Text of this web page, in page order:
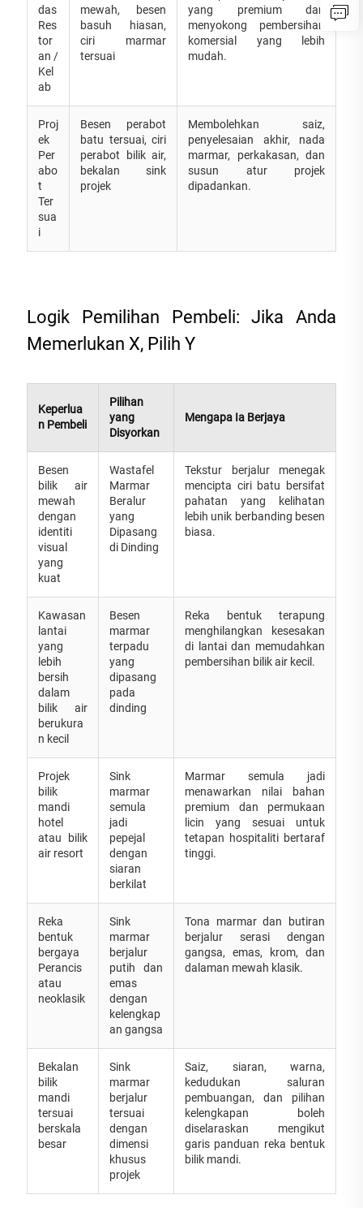
das
Res
tor
an /
Kel
ab
mewah, besen
basuh hiasan,
ciri marmar
tersuai
yang premium dan
menyokong pembersihan
komersial yang lebih
mudah.
Proj
ek
Per
abo
t
Ter
sua
i
Besen perabot
batu tersuai, ciri
perabot bilik air,
bekalan sink
projek
Membolehkan saiz,
penyelesaian akhir, nada
marmar, perkakasan, dan
susun atur projek
dipadankan.
Logik Pemilihan Pembeli: Jika Anda
Memerlukan X, Pilih Y
Keperlua
n Pembeli
Pilihan
yang
Disyorkan
Mengapa Ia Berjaya
Besen
bilik air
mewah
dengan
identiti
visual
yang
kuat
Wastafel
Marmar
Beralur
yang
Dipasang
di Dinding
Tekstur berjalur menegak
mencipta ciri batu bersifat
pahatan yang kelihatan
lebih unik berbanding besen
biasa.
Kawasan
lantai
yang
lebih
bersih
dalam
bilik air
berukura
n kecil
Besen
marmar
terpadu
yang
dipasang
pada
dinding
Reka bentuk terapung
menghilangkan kesesakan
di lantai dan memudahkan
pembersihan bilik air kecil.
Projek
bilik
mandi
hotel
atau bilik
air resort
Sink
marmar
semula
jadi
pepejal
dengan
siaran
berkilat
Marmar semula jadi
menawarkan nilai bahan
premium dan permukaan
licin yang sesuai untuk
tetapan hospitaliti bertaraf
tinggi.
Reka
bentuk
bergaya
Perancis
atau
neoklasik
Sink
marmar
berjalur
putih dan
emas
dengan
kelengkap
an gangsa
Tona marmar dan butiran
berjalur serasi dengan
gangsa, emas, krom, dan
dalaman mewah klasik.
Bekalan
bilik
mandi
tersuai
berskala
besar
Sink
marmar
berjalur
tersuai
dengan
dimensi
khusus
projek
Saiz, siaran, warna,
kedudukan saluran
pembuangan, dan pilihan
kelengkapan boleh
diselaraskan mengikut
garis panduan reka bentuk
bilik mandi.